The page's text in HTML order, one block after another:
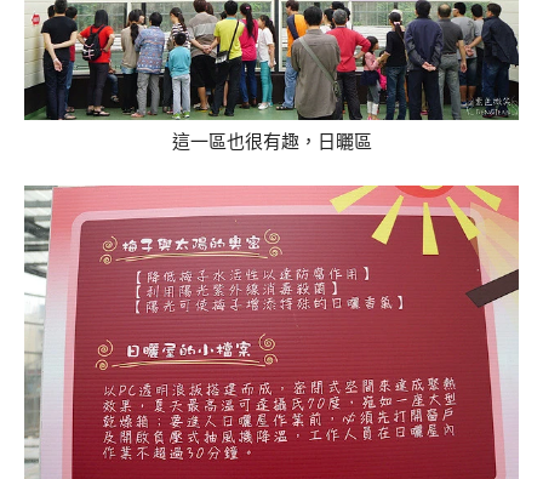
這一區也很有趣，日曬區